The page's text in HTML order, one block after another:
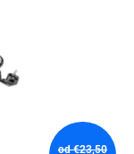
od €23,50